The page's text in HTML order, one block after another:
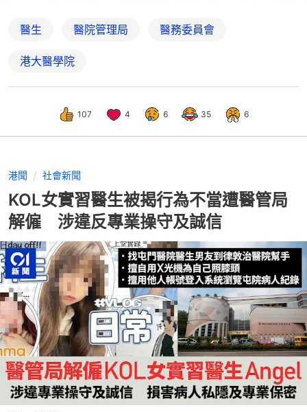
醫生 醫院管理局 醫務委員會
港大醫學院
107 4 6 35 6
港聞 社會新聞
KOL女實習醫生被揭行為不當遭醫管局
解僱 涉違反專業操守及誠信